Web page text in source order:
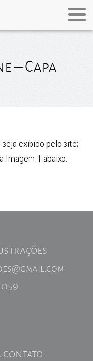
– Capa
exibido pelo site;
Imagem 1 abaixo.
contato: